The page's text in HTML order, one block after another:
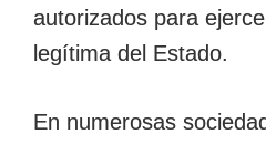
autorizados para
legítima del Estado.
En numerosas